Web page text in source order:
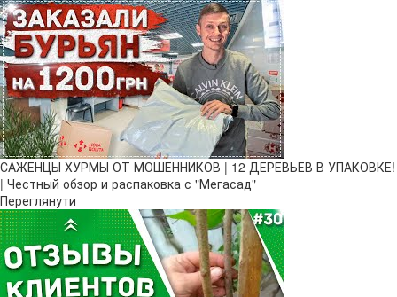
САЖЕНЦЫ ХУРМЫ ОТ МОШЕННИКОВ | 12 ДЕРЕВЬЕВ В УПАКОВКЕ!
| Честный обзор и распаковка с "Мегасад"
Переглянути